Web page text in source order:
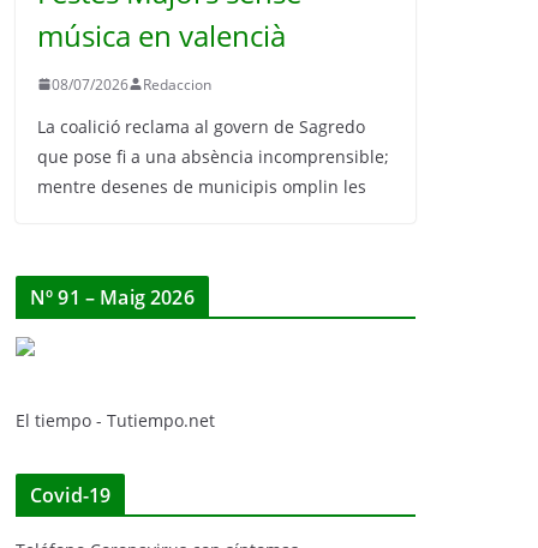
música en valencià
08/07/2026 Redaccion
La coalició reclama al govern de Sagredo
que pose fi a una absència incomprensible;
mentre desenes de municipis omplin les
Nº 91 – Maig 2026
El tiempo - Tutiempo.net
Covid-19